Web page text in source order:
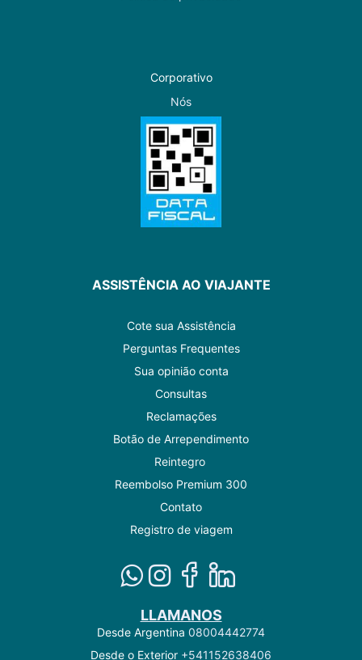
Corporativo
Nós
ASSISTÊNCIA AO VIAJANTE
Cote sua Assistência
Perguntas Frequentes
Sua opinião conta
Consultas
Reclamações
Botão de Arrependimento
Reintegro
Reembolso Premium 300
Contato
Registro de viagem
LLAMANOS
Desde Argentina 08004442774
Desde o Exterior +541152638406